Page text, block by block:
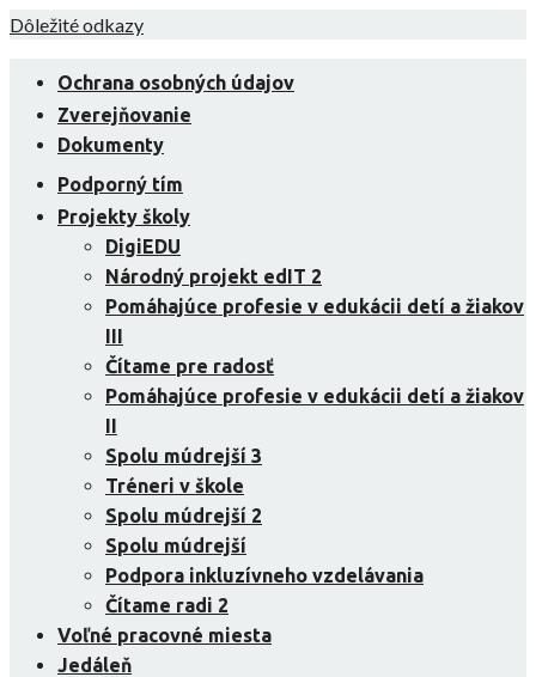
Skip
content
Dôležité odkazy
Ochrana osobných údajov
Zverejňovanie
Dokumenty
Podporný tím
Projekty školy
DigiEDU
Národný projekt edIT 2
Pomáhajúce profesie v edukácii detí a žiakov
III
Čítame pre radosť
Pomáhajúce profesie v edukácii detí a žiakov
II
Spolu múdrejší 3
Tréneri v škole
Spolu múdrejší 2
Spolu múdrejší
Podpora inkluzívneho vzdelávania
Čítame radi 2
Voľné pracovné miesta
Jedáleň